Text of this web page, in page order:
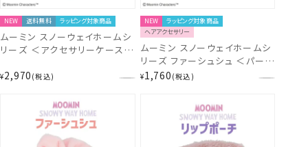
NEW 送料無料 ラッピング対象商品
ムーミン スノーウェイホームシ
リーズ ＜アクセサリーケース＞
¥2,970 税込
NEW
ラッピング対象商品
ヘアアクセサリー
ムーミン スノーウェイホームシ
リーズ ファーシュシュ ＜パープ
ル＞ MN33178
¥1,760 税込